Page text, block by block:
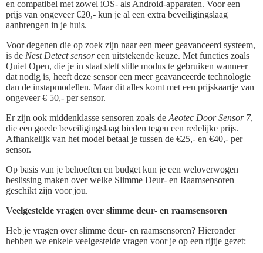
en compatibel met zowel iOS- als Android-apparaten. Voor een
prijs van ongeveer €20,- kun je al een extra beveiligingslaag
aanbrengen in je huis.
Voor degenen die op zoek zijn naar een meer geavanceerd systeem,
is de Nest Detect sensoreen uitstekende keuze. Met functies zoals
Quiet Open, die je in staat stelt stilte modus te gebruiken wanneer
dat nodig is, heeft deze sensor een meer geavanceerde technologie
dan de instapmodellen. Maar dit alles komt met een prijskaartje van
ongeveer € 50,- per sensor.
Er zijn ook middenklasse sensoren zoals de Aeotec Door Sensor 7,
die een goede beveiligingslaag bieden tegen een redelijke prijs.
Afhankelijk van het model betaal je tussen de €25,- en €40,- per
sensor.
Op basis van je behoeften en budget kun je een weloverwogen
beslissing maken over welke Slimme Deur- en Raamsensoren
geschikt zijn voor jou.
Veelgestelde vragen over slimme deur- en raamsensoren
Heb je vragen over slimme deur- en raamsensoren? Hieronder
hebben we enkele veelgestelde vragen voor je op een rijtje gezet: